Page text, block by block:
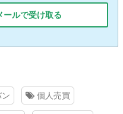
ルで受け取る
ン 個人売買